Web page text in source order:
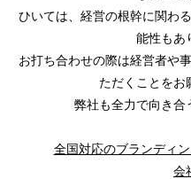
ひいては、経営の根幹に関わ
能性もあ
お打ち合わせの際は経営者や
ただくことをお
弊社も全力で向き合
全国対応のブランディ
会